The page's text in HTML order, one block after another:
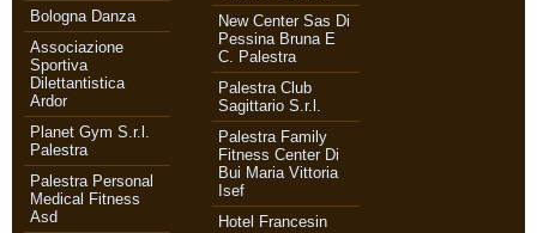
Bologna Danza
Associazione
Sportiva
Dilettantistica
Ardor
Planet Gym S.r.l.
Palestra
Palestra Personal
Medical Fitness
Asd
New Center Sas Di
Pessina Bruna E
C. Palestra
Palestra Club
Sagittario S.r.l.
Palestra Family
Fitness Center Di
Bui Maria Vittoria
Isef
Hotel Francesin